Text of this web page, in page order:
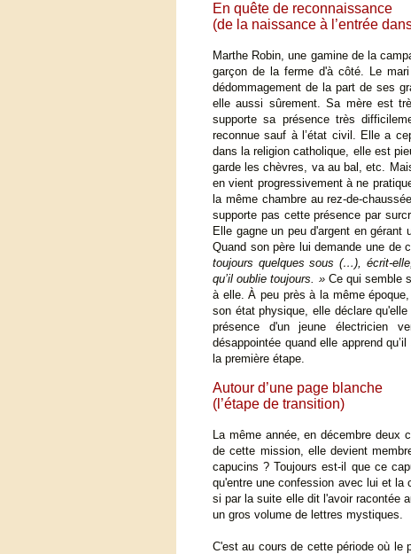
En quête de reconnaissance
(de la naissance à l’entrée
Marthe Robin, une gamine de la
garçon de la ferme d'à côté. Le
dédommagement de la part de ses
elle aussi sûrement. Sa mère est
supporte sa présence très
reconnue sauf à l’état civil. Elle a
dans la religion catholique, elle est
garde les chèvres, va au bal, etc.
en vient progressivement à ne
la même chambre au rez-de-
supporte pas cette présence par
Elle gagne un peu d'argent en
Quand son père lui demande une
toujours quelques sous (…), écrit-
qu’il oublie toujours. »Ce qui semble
à elle. À peu près à la même
son état physique, elle déclare
présence d'un jeune électricien
désappointée quand elle apprend
la première étape.
Autour d’une page blanche
(l’étape de transition)
La même année, en décembre deux
de cette mission, elle devient
capucins ? Toujours est-il que ce
qu'entre une confession avec lui et la
si par la suite elle dit l'avoir racontée
un gros volume de lettres mystiques.
C'est au cours de cette période où le